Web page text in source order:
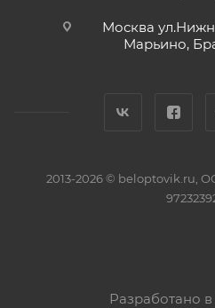
Москва
Марьино,
2013-2026 © beloptovik.ru,
Разработано